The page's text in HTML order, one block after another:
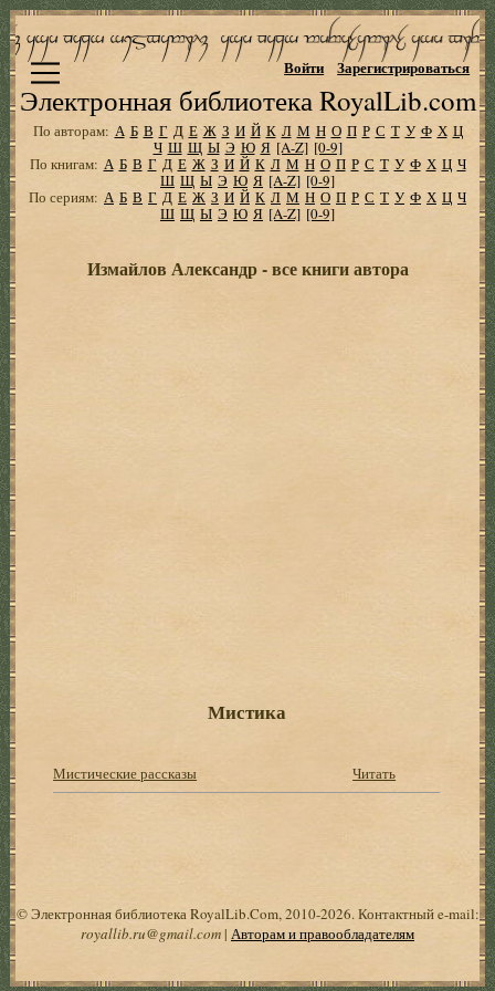
Электронная библиотека RoyalLib.com
Войти Зарегистрироваться
По авторам: А Б В Г Д Е Ж З И Й К Л М Н О П Р С Т У Ф Х Ц
Ч Ш Щ Ы Э Ю Я [A-Z] [0-9]
По книгам: А Б В Г Д Е Ж З И Й К Л М Н О П Р С Т У Ф Х Ц Ч
Ш Щ Ы Э Ю Я [A-Z] [0-9]
По сериям: А Б В Г Д Е Ж З И Й К Л М Н О П Р С Т У Ф Х Ц Ч
Ш Щ Ы Э Ю Я [A-Z] [0-9]
Измайлов Александр - все книги автора
Мистика
Мистические рассказы Читать
© Электронная библиотека RoyalLib.Com, 2010-2026. Контактный e-mail:
royallib.ru@gmail.com| Авторам и правообладателям